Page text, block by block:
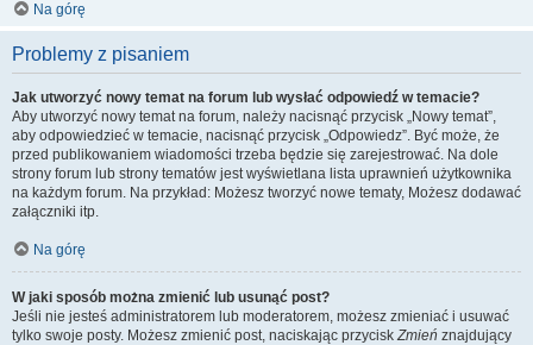
Na górę
Problemy z pisaniem
Jak utworzyć nowy temat na forum lub wysłać odpowiedź w temacie?
Aby utworzyć nowy temat na forum, należy nacisnąć przycisk „Nowy temat”,
aby odpowiedzieć w temacie, nacisnąć przycisk „Odpowiedz”. Być może, że
przed publikowaniem wiadomości trzeba będzie się zarejestrować. Na dole
strony forum lub strony tematów jest wyświetlana lista uprawnień użytkownika
na każdym forum. Na przykład: Możesz tworzyć nowe tematy, Możesz dodawać
załączniki itp.
Na górę
W jaki sposób można zmienić lub usunąć post?
Jeśli nie jesteś administratorem lub moderatorem, możesz zmieniać i usuwać
tylko swoje posty. Możesz zmienić post, naciskając przyciskZmień znajdujący